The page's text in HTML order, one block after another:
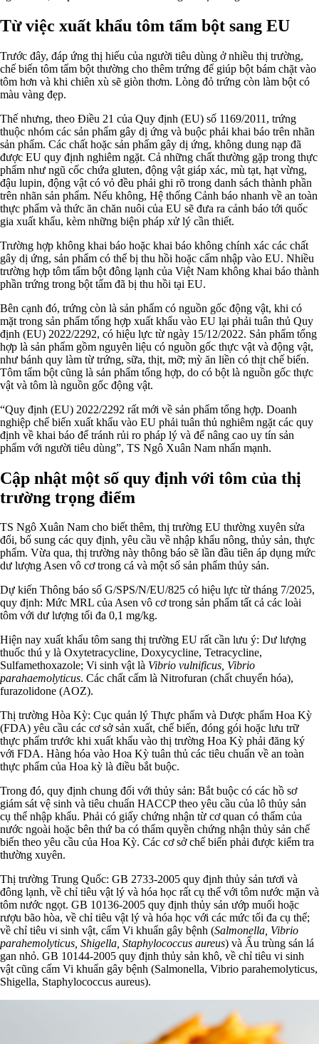
Từ việc xuất khẩu tôm tẩm bột sang EU
Trước đây, đáp ứng thị hiếu của người tiêu dùng ở nhiều thị trường,
chế biến tôm tẩm bột thường cho thêm trứng để giúp bột bám chặt vào
tôm hơn và khi chiên xù sẽ giòn thơm. Lòng đỏ trứng còn làm bột có
màu vàng đẹp.
Thế nhưng, theo Điều 21 của Quy định (EU) số 1169/2011, trứng
thuộc nhóm các sản phẩm gây dị ứng và buộc phải khai báo trên nhãn
sản phẩm. Các chất hoặc sản phẩm gây dị ứng, không dung nạp đã
được EU quy định nghiêm ngặt. Cả những chất thường gặp trong thực
phẩm như ngũ cốc chứa gluten, động vật giáp xác, mù tạt, hạt vừng,
đậu lupin, động vật có vỏ đều phải ghi rõ trong danh sách thành phần
trên nhãn sản phẩm. Nếu không, Hệ thống Cảnh báo nhanh về an toàn
thực phẩm và thức ăn chăn nuôi của EU sẽ đưa ra cảnh báo tới quốc
gia xuất khẩu, kèm những biện pháp xử lý cần thiết.
Trường hợp không khai báo hoặc khai báo không chính xác các chất
gây dị ứng, sản phẩm có thể bị thu hồi hoặc cấm nhập vào EU. Nhiều
trường hợp tôm tẩm bột đông lạnh của Việt Nam không khai báo thành
phần trứng trong bột tẩm đã bị thu hồi tại EU.
Bên cạnh đó, trứng còn là sản phẩm có nguồn gốc động vật, khi có
mặt trong sản phẩm tổng hợp xuất khẩu vào EU lại phải tuân thủ Quy
định (EU) 2022/2292, có hiệu lực từ ngày 15/12/2022. Sản phẩm tổng
hợp là sản phẩm gồm nguyên liệu có nguồn gốc thực vật và động vật,
như bánh quy làm từ trứng, sữa, thịt, mỡ; mỳ ăn liền có thịt chế biến.
Tôm tẩm bột cũng là sản phẩm tổng hợp, do có bột là nguồn gốc thực
vật và tôm là nguồn gốc động vật.
“Quy định (EU) 2022/2292 rất mới về sản phẩm tổng hợp. Doanh
nghiệp chế biến xuất khẩu vào EU phải tuân thủ nghiêm ngặt các quy
định về khai báo để tránh rủi ro pháp lý và để nâng cao uy tín sản
phẩm với người tiêu dùng”, TS Ngô Xuân Nam nhấn mạnh.
Cập nhật một số quy định với tôm của thị
trường trọng điểm
TS Ngô Xuân Nam cho biết thêm, thị trường EU thường xuyên sửa
đổi, bổ sung các quy định, yêu cầu về nhập khẩu nông, thủy sản, thực
phẩm. Vừa qua, thị trường này thông báo sẽ lần đầu tiên áp dụng mức
dư lượng Asen vô cơ trong cá và một số sản phẩm thủy sản.
Dự kiến Thông báo số G/SPS/N/EU/825 có hiệu lực từ tháng 7/2025,
quy định: Mức MRL của Asen vô cơ trong sản phẩm tất cả các loài
tôm với dư lượng tối đa 0,1 mg/kg.
Hiện nay xuất khẩu tôm sang thị trường EU rất cần lưu ý: Dư lượng
thuốc thú y là Oxytetracycline, Doxycycline, Tetracycline,
Sulfamethoxazole; Vi sinh vật là Vibrio vulnificus, Vibrio
parahaemolyticus. Các chất cấm là Nitrofuran (chất chuyển hóa),
furazolidone (AOZ).
Thị trường Hòa Kỳ: Cục quản lý Thực phẩm và Dược phẩm Hoa Kỳ
(FDA) yêu cầu các cơ sở sản xuất, chế biến, đóng gói hoặc lưu trữ
thực phẩm trước khi xuất khẩu vào thị trường Hoa Kỳ phải đăng ký
với FDA. Hàng hóa vào Hoa Kỳ tuân thủ các tiêu chuẩn về an toàn
thực phẩm của Hoa kỳ là điều bắt buộc.
Trong đó, quy định chung đối với thủy sản: Bắt buộc có các hồ sơ
giám sát vệ sinh và tiêu chuẩn HACCP theo yêu cầu của lô thủy sản
cụ thể nhập khẩu. Phải có giấy chứng nhận từ cơ quan có thẩm của
nước ngoài hoặc bên thứ ba có thẩm quyền chứng nhận thủy sản chế
biến theo yêu cầu của Hoa Kỳ. Các cơ sở chế biến phải được kiểm tra
thường xuyên.
Thị trường Trung Quốc: GB 2733-2005 quy định thủy sản tươi và
đông lạnh, về chỉ tiêu vật lý và hóa học rất cụ thể với tôm nước mặn và
tôm nước ngọt. GB 10136-2005 quy định thủy sản ướp muối hoặc
rượu bão hòa, về chỉ tiêu vật lý và hóa học với các mức tối đa cụ thể;
về chỉ tiêu vi sinh vật, cấm Vi khuẩn gây bệnh (Salmonella, Vibrio
parahemolyticus, Shigella, Staphylococcus aureus) và Ấu trùng sán lá
gan nhỏ. GB 10144-2005 quy định thủy sản khô, về chỉ tiêu vi sinh
vật cũng cấm Vi khuẩn gây bệnh (Salmonella, Vibrio parahemolyticus,
Shigella, Staphylococcus aureus).